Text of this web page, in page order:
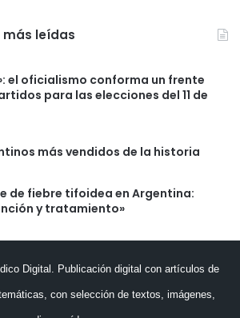
más leídas
el oficialismo conforma un frente
para las elecciones del 11 de
más vendidos de la historia
de fiebre tifoidea en Argentina:
y tratamiento»
Digital. Publicación digital con artículos de
con selección de textos, imágenes,